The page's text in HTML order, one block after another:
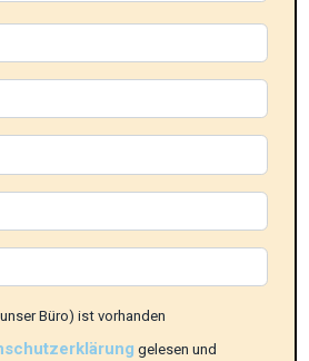
Büro) ist vorhanden
gelesen und